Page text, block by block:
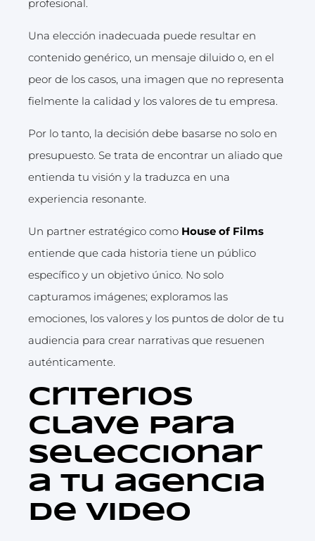
profesional.
Una elección inadecuada puede resultar en
contenido genérico, un mensaje diluido o, en el
peor de los casos, una imagen que no representa
fielmente la calidad y los valores de tu empresa.
Por lo tanto, la decisión debe basarse no solo en
presupuesto. Se trata de encontrar un aliado que
entienda tu visión y la traduzca en una
experiencia resonante.
Un partner estratégico como House of Films
entiende que cada historia tiene un público
específico y un objetivo único. No solo
capturamos imágenes; exploramos las
emociones, los valores y los puntos de dolor de tu
audiencia para crear narrativas que resuenen
auténticamente.
Criterios
clave para
seleccionar
a tu agencia
de video